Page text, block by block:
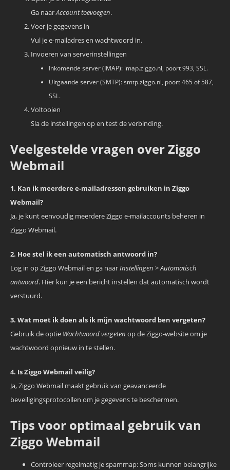
Ga naarAccount toevoegen.
Voer je gegevens in
Vul je e-mailadres en wachtwoord in.
Invoeren van serverinstellingen
Inkomende server (IMAP): imap.ziggo.nl, poort 993, SSL.
Uitgaande server (SMTP): smtp.ziggo.nl, poort 465 of 587,
SSL.
Voltooien
Sla de instellingen op en test de verbinding.
Veelgestelde vragen over Ziggo
Webmail
1. Kan ik meerdere e-mailadressen gebruiken in Ziggo
Webmail?
Ja, je kunt eenvoudig meerdere Ziggo e-mailaccounts beheren in
Ziggo Webmail.
2. Hoe stel ik een automatisch antwoord in?
Log in op Ziggo Webmail en ga naarInstellingen >Automatisch
antwoord. Hier kun je een bericht instellen dat automatisch wordt
verstuurd.
3. Wat moet ik doen als ik mijn wachtwoord ben vergeten?
Gebruik de optie Wachtwoord vergeten op de Ziggo-website om je
wachtwoord opnieuw in te stellen.
4. Is Ziggo Webmail veilig?
Ja, Ziggo Webmail maakt gebruik van geavanceerde
beveiligingsprotocollen om je gegevens te beschermen.
Tips voor optimaal gebruik van
Ziggo Webmail
Controleer regelmatig je spammap: Soms kunnen belangrijke